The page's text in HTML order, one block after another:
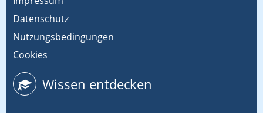
Datenschutz
Nutzungsbedingungen
Cookies
Wissen entdecken